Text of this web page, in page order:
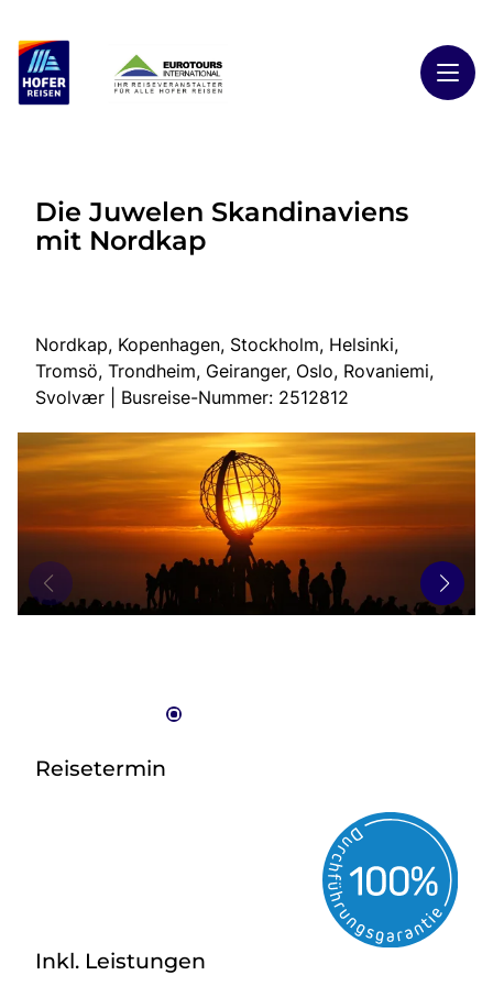
Highlights
Reiseländer
Start
Busreisen
Kontakt
zurück zu HOFER REISEN
Die Juwelen Skandinaviens
mit Nordkap
Nordkap, Kopenhagen, Stockholm, Helsinki,
Tromsö, Trondheim, Geiranger, Oslo, Rovaniemi,
Svolvær | Busreise-Nummer: 2512812
Reisetermin
Inkl. Leistungen